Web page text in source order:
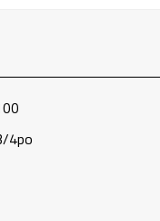
4po